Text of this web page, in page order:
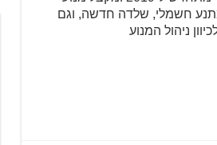
חשמלי, שלדה חדשה, וגם
ניהול המנוע